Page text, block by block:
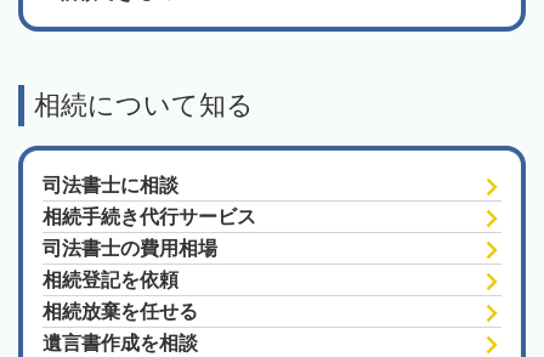
相続について知る
司法書士に相談
相続手続き代行サービス
司法書士の費用相場
相続登記を依頼
相続放棄を任せる
遺言書作成を相談